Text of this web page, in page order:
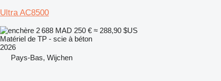
Ultra AC8500
2 688 MAD 250 € ≈ 288,90 $US
Matériel de TP - scie à béton
2026
Pays-Bas, Wijchen